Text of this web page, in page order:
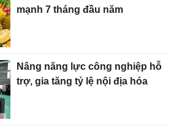
mạnh 7 tháng đầu năm
Nâng năng lực công nghiệp hỗ
trợ, gia tăng tỷ lệ nội địa hóa